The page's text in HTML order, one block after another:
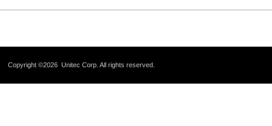
Copyright ©2026Unitec Corp. All rights reserved.